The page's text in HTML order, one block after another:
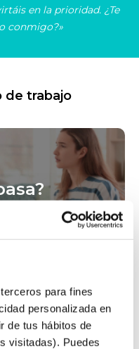
para fines
personalizada en
de tus hábitos de
visitadas). Puedes
en la prioridad. ¿Te
conmigo?»
de trabajo